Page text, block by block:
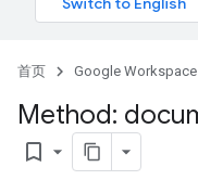
首页 Google Workspace
Method:
bookmark_border